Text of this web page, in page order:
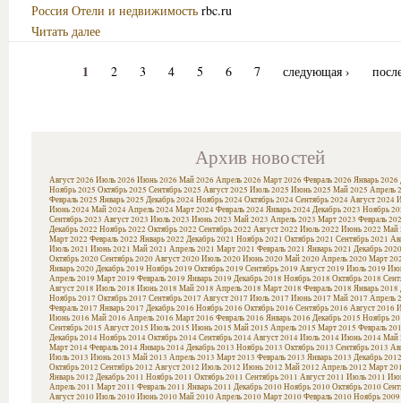
Россия Отели и недвижимость rbc.ru
Читать далее
1 2 3 4 5 6 7 следующая ›
Архив новостей
Август 2026 Июль 2026 Июнь 2026 Май 2026 Апрель 2026 Март 2026 Февраль 2026 Январь 2026
Ноябрь 2025 Октябрь 2025 Сентябрь 2025 Август 2025 Июль 2025 Июнь 2025 Май 2025 Апрель
Февраль 2025 Январь 2025 Декабрь 2024Ноябрь 2024Октябрь 2024Сентябрь 2024Август 2024
Июнь 2024Май 2024Апрель 2024Март 2024Февраль 2024Январь 2024Декабрь 2023 Ноябрь
Сентябрь 2023 Август 2023 Июль 2023 Июнь 2023 Май 2023 Апрель 2023 Март 2023 Февраль
Декабрь 2022 Ноябрь 2022 Октябрь 2022 Сентябрь 2022 Август 2022 Июль 2022 Июнь 2022 Май
Март 2022 Февраль 2022 Январь 2022 Декабрь 2021 Ноябрь 2021 Октябрь 2021 Сентябрь 2021
Июль 2021 Июнь 2021 Май 2021 Апрель 2021 Март 2021 Февраль 2021 Январь 2021 Декабрь 2020
Октябрь 2020Сентябрь 2020Август 2020Июль 2020Июнь 2020Май 2020Апрель 2020Март
Январь 2020Декабрь 2019 Ноябрь 2019 Октябрь 2019 Сентябрь 2019 Август 2019 Июль 2019
Апрель 2019 Март 2019 Февраль 2019 Январь 2019 Декабрь 2018 Ноябрь 2018 Октябрь 2018
Август 2018 Июль 2018 Июнь 2018 Май 2018 Апрель 2018 Март 2018 Февраль 2018 Январь 2018
Ноябрь 2017 Октябрь 2017 Сентябрь 2017 Август 2017 Июль 2017 Июнь 2017 Май 2017 Апрель
Февраль 2017 Январь 2017 Декабрь 2016 Ноябрь 2016 Октябрь 2016 Сентябрь 2016 Август 2016
Июнь 2016 Май 2016 Апрель 2016 Март 2016 Февраль 2016 Январь 2016 Декабрь 2015 Ноябрь
Сентябрь 2015 Август 2015 Июль 2015 Июнь 2015 Май 2015 Апрель 2015 Март 2015 Февраль
Декабрь 2014Ноябрь 2014Октябрь 2014Сентябрь 2014Август 2014Июль 2014Июнь 2014Май
Март 2014Февраль 2014Январь 2014Декабрь 2013 Ноябрь 2013 Октябрь 2013 Сентябрь 2013
Июль 2013 Июнь 2013 Май 2013 Апрель 2013 Март 2013 Февраль 2013 Январь 2013 Декабрь 2012
Октябрь 2012 Сентябрь 2012 Август 2012 Июль 2012 Июнь 2012 Май 2012 Апрель 2012 Март
Январь 2012 Декабрь 2011 Ноябрь 2011 Октябрь 2011 Сентябрь 2011 Август 2011 Июль 2011
Апрель 2011 Март 2011 Февраль 2011 Январь 2011 Декабрь 2010Ноябрь 2010Октябрь 2010
Август 2010Июль 2010Июнь 2010Май 2010Апрель 2010Март 2010Февраль 2010Ноябрь 2009